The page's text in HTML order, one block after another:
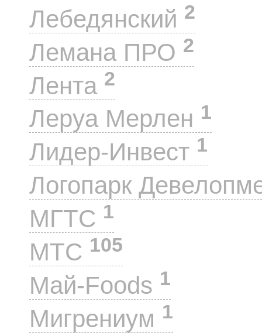
Лебедянский 2
Лемана ПРО 2
Лента 2
Леруа Мерлен 1
Лидер-Инвест 1
Логопарк
МГТС 1
МТС 105
Май-Foods 1
Мигрениум 1